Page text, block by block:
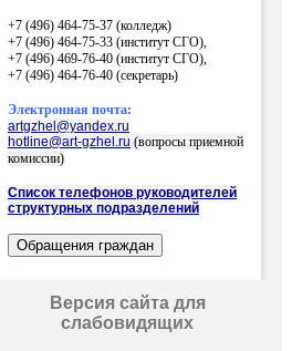
+7 (496) 464-75-37 (колледж)
+7 (496) 464-75-33 (институт СГО),
+7 (496) 469-76-40 (институт СГО),
+7 (496) 464-76-40 (секретарь)
Электронная почта:
artgzhel@yandex.ru
hotline@art-gzhel.ru (вопросы приемной
комиссии)
Список телефонов руководителей
структурных подразделений
Версия сайта для
слабовидящих